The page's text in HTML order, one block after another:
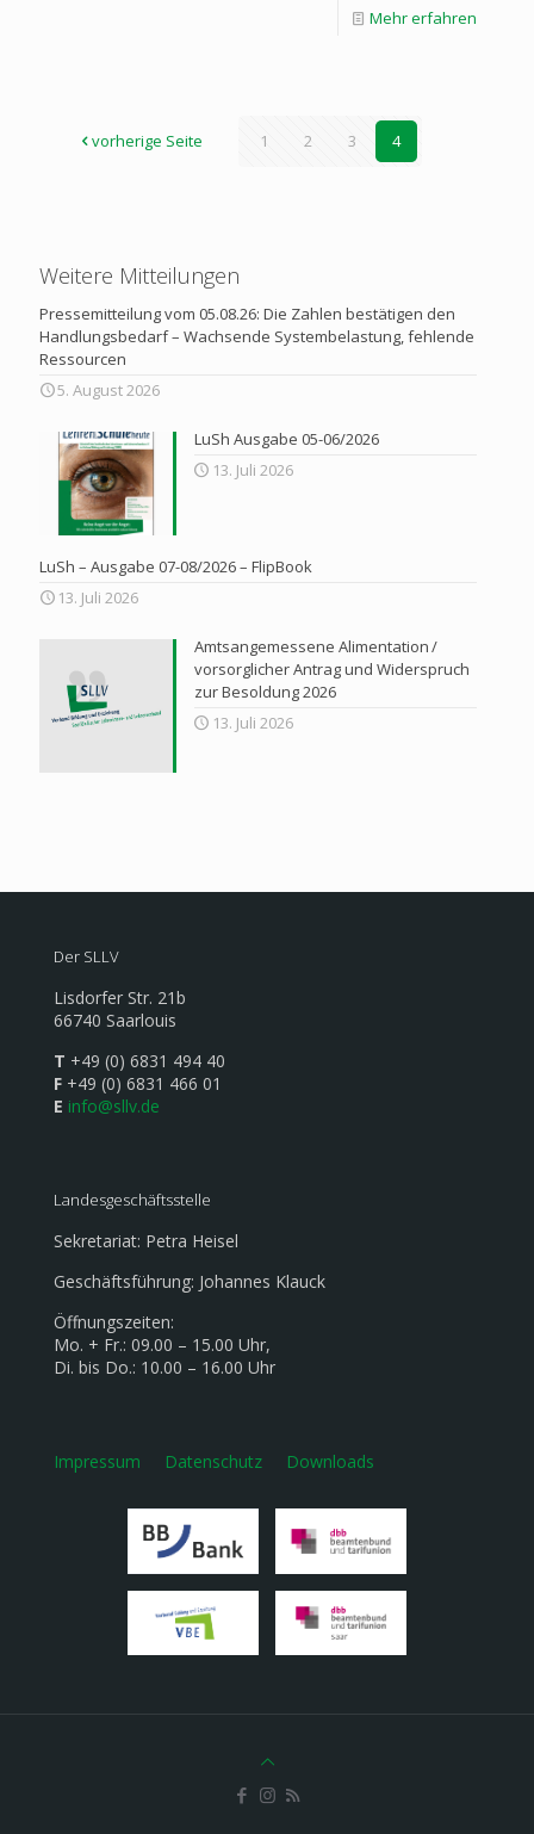
Mehr erfahren
vorherige Seite 1 2 3 4
Weitere Mitteilungen
Pressemitteilung vom 05.08.26: Die Zahlen bestätigen den
Handlungsbedarf – Wachsende Systembelastung, fehlende
Ressourcen
5. August 2026
LuSh Ausgabe 05-06/2026
13. Juli 2026
LuSh – Ausgabe 07-08/2026 – FlipBook
13. Juli 2026
Amtsangemessene Alimentation /
vorsorglicher Antrag und Widerspruch
zur Besoldung 2026
13. Juli 2026
Der SLLV
Lisdorfer Str. 21b
66740 Saarlouis
T +49 (0) 6831 494 40
F +49 (0) 6831 466 01
E info@sllv.de
Landesgeschäftsstelle
Sekretariat: Petra Heisel
Geschäftsführung: Johannes Klauck
Öffnungszeiten:
Mo. + Fr.: 09.00 – 15.00 Uhr,
Di. bis Do.: 10.00 – 16.00 Uhr
Impressum Datenschutz Downloads